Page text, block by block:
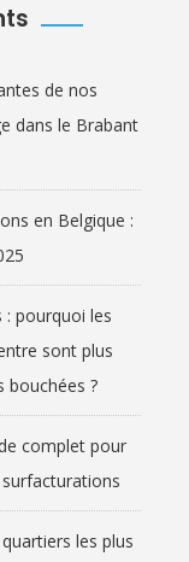
de nos
dans le Brabant
en Belgique :
: pourquoi les
sont plus
bouchées ?
complet pour
les plus